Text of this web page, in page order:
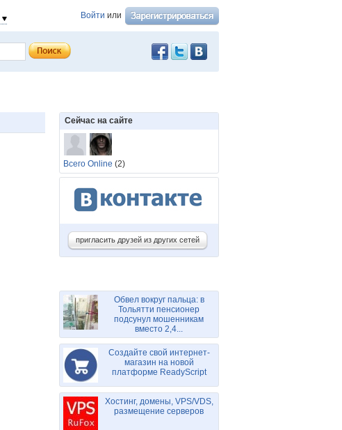
Войти или
Сейчас на сайте
Всего Online (2)
пригласить друзей из других сетей
Обвел вокруг пальца: в
Тольятти пенсионер
подсунул мошенникам
вместо 2,4...
Создайте свой интернет-
магазин на новой
платформе ReadyScript
Хостинг, домены, VPS/VDS,
размещение серверов